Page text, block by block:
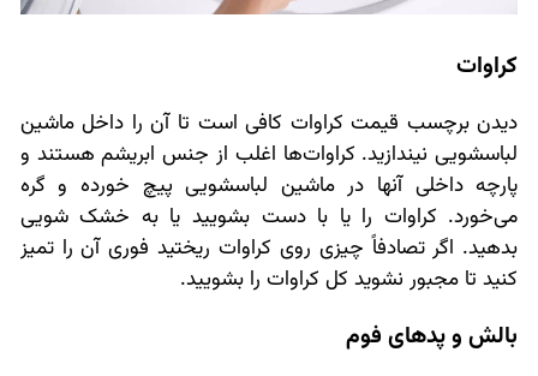
کراوات
دیدن برچسب قیمت کراوات کافی است تا آن را داخل ماشین
لباسشویی نیندازید. کراوات‌ها اغلب از جنس ابریشم هستند و
پارچه داخلی آنها در ماشین لباسشویی پیچ خورده و گره
می‌خورد. کراوات را یا با دست بشویید یا به خشک شویی
بدهید. اگر تصادفاً چیزی روی کراوات ریختید فوری آن را تمیز
کنید تا مجبور نشوید کل کراوات را بشویید.
بالش و پدهای فوم